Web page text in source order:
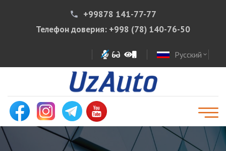
phone
+99878 141-77-77
Телефон доверия: +998 (78) 140-76-50
Русский expand_more